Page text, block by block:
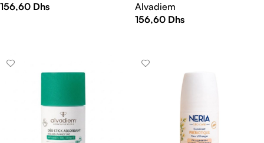
156,60 Dhs
Alvadiem
156,60 Dhs